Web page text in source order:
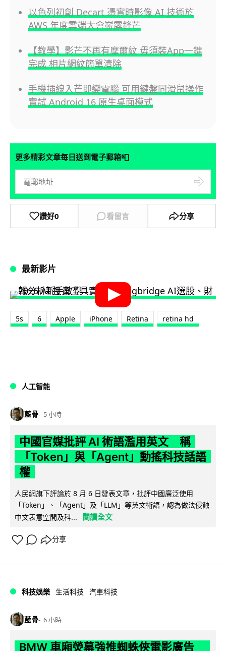
以色列初創 Decart 憑實時影像 AI 技術於
AWS 年度雲端大會嶄露鋒芒
【教學】影芒不再有摩爾紋 毋須裝App一鍵
完成 相片網紋簡單清除
手機插線入芒即變電腦 可用鍵盤同滑鼠操作
實試 Android 16 原生桌面模式
更多精彩文章每日送到電子郵箱📮
讚好0 看留言 分享
最新影片
5s 6 Apple iPhone Retina retina hd
人工智能
藍骨 5 小時
中國官媒批評 AI 術語濫用英文 稱
「Token」與「Agent」動搖科技話語
權
人民網旗下評論於 8 月 6 日發表文章，批評中國廣泛使用
「Token」、「Agent」及「LLM」等英文術語，認為做法侵蝕
中文表意空間及科...
閱讀全文
分享
科技娛樂 生活科技 汽車科技
藍骨 6 小時
BMW 車廂熒幕強推蜘蛛俠電影廣告